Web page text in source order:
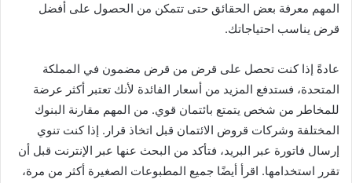
المهم معرفة بعض الحقائق حتى تتمكن من الحصول على أفضل
قرض يناسب احتياجاتك.
عادةً إذا كنت تحصل على قرض من قرض مضمون في المملكة
المتحدة، فستدفع المزيد من أسعار الفائدة لأنك تعتبر أكثر عرضة
للمخاطر من شخص يتمتع بائتمان قوي. من المهم مقارنة البنوك
المختلفة وشركات قروض الائتمان قبل اتخاذ قرار. إذا كنت تنوي
إرسال فاتورة عبر البريد، فتأكد من البحث عنها عبر الإنترنت قبل أن
تقرر استخدامها. اقرأ أيضًا جميع المطبوعات الصغيرة أكثر من مرة،